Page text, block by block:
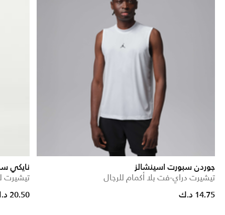
جوردن سبورت اسينشالز
تيشيرت دراي-فت بلا أكمام للرجال
14.75 د.ك
نايكي
تيشيرت
20.50 د.ك